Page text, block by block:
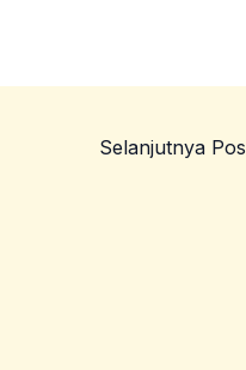
Selanjutnya Pos